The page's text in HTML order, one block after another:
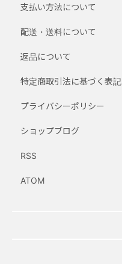
支払い方法について
配送・送料について
返品について
特定商取引法に基づく表記
プライバシーポリシー
ショップブログ
RSS
ATOM